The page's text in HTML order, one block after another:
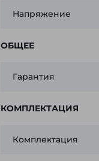
Напряжение
ОБЩЕЕ
Гарантия
КОМПЛЕКТАЦИЯ
Комплектация